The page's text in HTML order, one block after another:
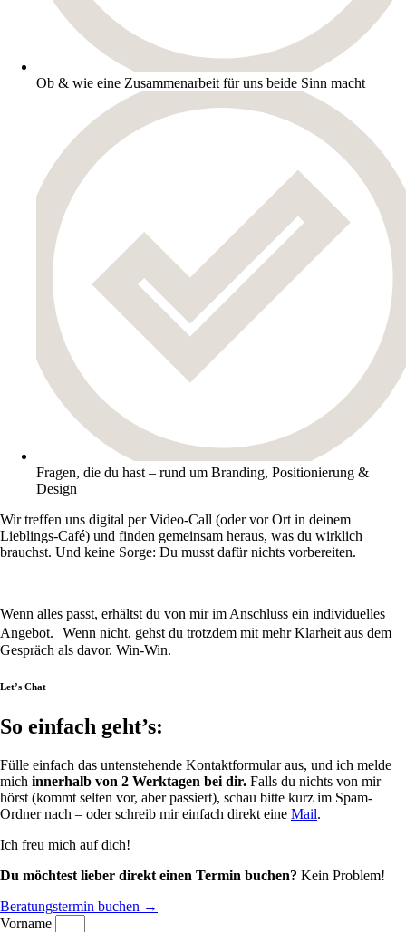
Ob & wie eine Zusammenarbeit für uns beide Sinn macht
Fragen, die du hast – rund um Branding, Positionierung &
Design
Wir treffen uns digital per Video-Call (oder vor Ort in deinem
Lieblings-Café) und finden gemeinsam heraus, was du wirklich
brauchst. Und keine Sorge: Du musst dafür nichts vorbereiten.
Wenn alles passt, erhältst du von mir im Anschluss ein individuelles
Angebot. Wenn nicht, gehst du trotzdem mit mehr Klarheit aus dem
Gespräch als davor. Win-Win.
Let’s Chat
So einfach geht’s:
Fülle einfach das untenstehende Kontaktformular aus, und ich melde
mich innerhalb von 2 Werktagen bei dir. Falls du nichts von mir
hörst (kommt selten vor, aber passiert), schau bitte kurz im Spam-
Ordner nach – oder schreib mir einfach direkt eine Mail.
Ich freu mich auf dich!
Du möchtest lieber direkt einen Termin buchen? Kein Problem!
Beratungstermin buchen →
Vorname